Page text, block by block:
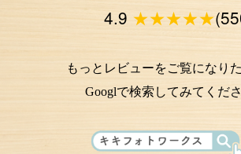
4.9 ★★★★★
もっとレビューをご覧になり
Googlで検索してみてくださ